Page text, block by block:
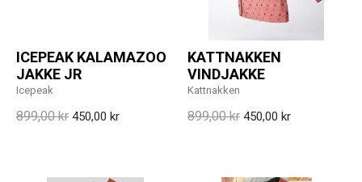
ICEPEAK KALAMAZOO
JAKKE JR
Icepeak
899,00 kr 450,00 kr
KATTNAKKEN
VINDJAKKE
Kattnakken
899,00 kr 450,00 kr